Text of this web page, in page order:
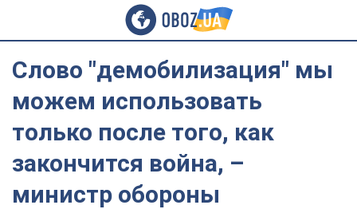
Слово "демобилизация" мы
можем использовать
только после того, как
закончится война, –
министр обороны